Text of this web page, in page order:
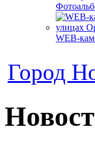
WEB-
Город